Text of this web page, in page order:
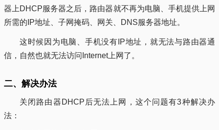
器上DHCP服务器之后，路由器就不再为电脑、手机提供上网
所需的IP地址、子网掩码、网关、DNS服务器地址。
这时候因为电脑、手机没有IP地址，就无法与路由器通
信，自然也就无法访问Internet上网了。
二、解决办法
关闭路由器DHCP后无法上网，这个问题有3种解决办
法：